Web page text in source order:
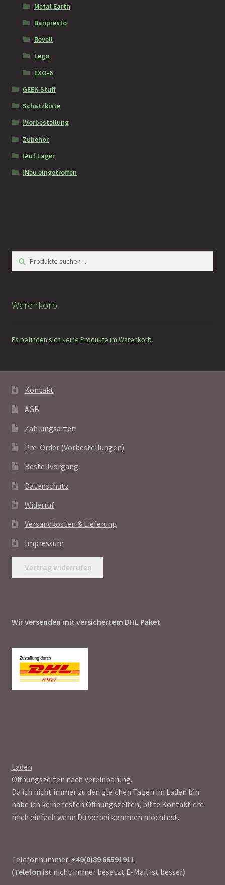
Metal Earth
Banpresto
Revell
Lego
EXO-6
GEEK-Stuff
Schatzkiste
!Vorbestellung
Zubehör
!Auf Lager
!Neu eingetroffen
Suchen
nach:
Suchen
Warenkorb
Es befinden sich keine Produkte im Warenkorb.
Kontakt
AGB
Zahlungsarten
Pre-Order (Vorbestellungen)
Bestellvorgang
Datenschutz
Widerruf
Versandkosten & Lieferung
Impressum
Vertrag widerrufen
Wir versenden mit versichertem DHL Paket
Laden
Öffnungszeiten nach Vereinbarung.
Da ich nicht immer zu den gleichen Tagen im Laden bin
habe ich keine festen Öffnungszeiten, bitte Kontaktiere
mich einfach wenn Du vorbei kommen möchtest.
Telefonnummer: +49(0)89 66591911
(Telefon ist nicht immer besetzt E-Mail ist besser)